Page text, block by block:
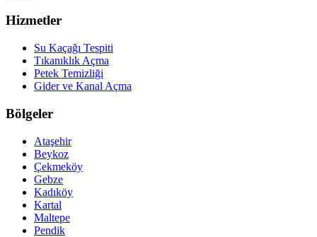
Hizmetler
Su Kaçağı Tespiti
Tıkanıklık Açma
Petek Temizliği
Gider ve Kanal Açma
Bölgeler
Ataşehir
Beykoz
Çekmeköy
Gebze
Kadıköy
Kartal
Maltepe
Pendik